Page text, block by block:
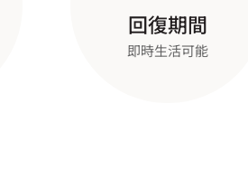
回復期間
即時生活可能